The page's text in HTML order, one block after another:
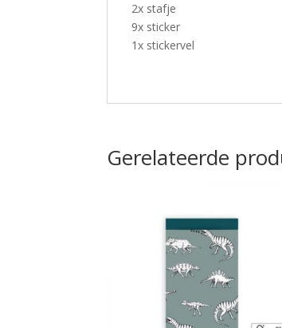
2x stafje
9x sticker
1x stickervel
Gerelateerde